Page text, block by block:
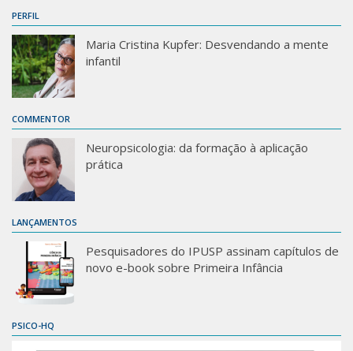
PERFIL
Maria Cristina Kupfer: Desvendando a mente
infantil
COMMENTOR
Neuropsicologia: da formação à aplicação
prática
LANÇAMENTOS
Pesquisadores do IPUSP assinam capítulos de
novo e-book sobre Primeira Infância
PSICO-HQ